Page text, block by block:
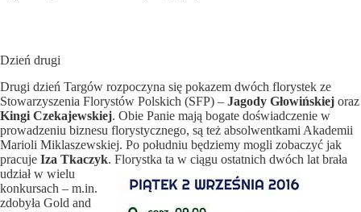
Dzień drugi
Drugi dzień Targów rozpoczyna się pokazem dwóch florystek ze
Stowarzyszenia Florystów Polskich (SFP) – Jagody Głowińskiej oraz
Kingi Czekajewskiej. Obie Panie mają bogate doświadczenie w
prowadzeniu biznesu florystycznego, są też absolwentkami Akademii
Marioli Miklaszewskiej. Po południu będziemy mogli zobaczyć jak
pracuje Iza Tkaczyk. Florystka ta w ciągu ostatnich dwóch lat brała
udział w wielu
konkursach – m.in.
zdobyła Gold and